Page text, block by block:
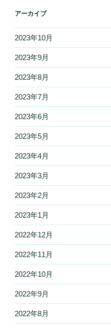
アーカイブ
2023年10月
2023年9月
2023年8月
2023年7月
2023年6月
2023年5月
2023年4月
2023年3月
2023年2月
2023年1月
2022年12月
2022年11月
2022年10月
2022年9月
2022年8月